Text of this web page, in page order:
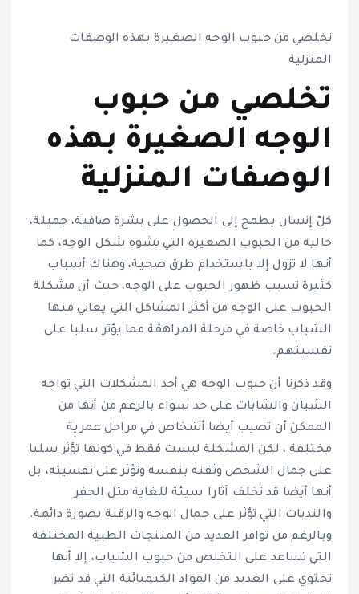
تخلصي من حبوب الوجه الصغيرة بهذه الوصفات
المنزلية
تخلصي من حبوب
الوجه الصغيرة بهذه
الوصفات المنزلية
كلّ إنسان يطمح إلى الحصول على بشرة صافية، جميلة،
خالية من الحبوب الصغيرة التي تشوه شكل الوجه، كما
أنها لا تزول إلا باستخدام طرق صحية، وهناك أسباب
كثيرة تسبب ظهور الحبوب على الوجه، حيث أن مشكلة
الحبوب على الوجه من أكثر المشاكل التي يعاني منها
الشباب خاصة في مرحلة المراهقة مما يؤثر سلبا على
نفسيتهم.
وقد ذكرنا أن حبوب الوجه هي أحد المشكلات التي تواجه
الشبان والشابات على حد سواء بالرغم من أنها من
الممكن أن تصيب أيضا أشخاص في مراحل عمرية
مختلفة ، لكن المشكلة ليست فقط في كونها تؤثر سلبا
على جمال الشخص وثقته بنفسه وتؤثر على نفسيته، بل
أنها أيضا قد تخلف آثارا سيئة للغاية مثل الحفر
والندبات التي تؤثر على جمال الوجه والرقبة بصورة دائمة.
وبالرغم من توافر العديد من المنتجات الطبية المختلفة
التي تساعد على التخلص من حبوب الشباب، إلا أنها
تحتوي على العديد من المواد الكيميائية التي قد تضر